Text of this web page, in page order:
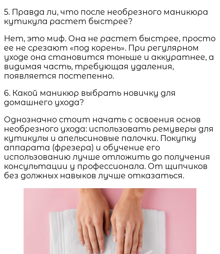
5. Правда ли, что после необрезного маникюра
кутикула растет быстрее?
Нет, это миф. Она не растет быстрее, просто
ее не срезают «под корень». При регулярном
уходе она становится тоньше и аккуратнее, а
видимая часть, требующая удаления,
появляется постепенно.
6. Какой маникюр выбрать новичку для
домашнего ухода?
Однозначно стоит начать с освоения основ
необрезного ухода: использовать ремуверы для
кутикулы и апельсиновые палочки. Покупку
аппарата (фрезера) и обучение его
использованию лучше отложить до получения
консультации у профессионала. От щипчиков
без должных навыков лучше отказаться.